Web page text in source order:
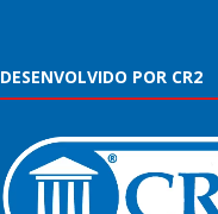
DESENVOLVIDO POR CR2